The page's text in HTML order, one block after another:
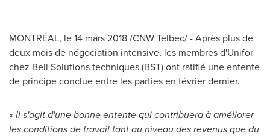
MONTRÉAL, le 14 mars 2018 /CNW Telbec/ - Après plus de
deux mois de négociation intensive, les membres d'Unifor
chez Bell Solutions techniques (BST) ont ratifié une entente
de principe conclue entre les parties en février dernier.
«Il s'agit d'une bonne entente qui contribuera à améliorer
les conditions de travail tant au niveau des revenus que du